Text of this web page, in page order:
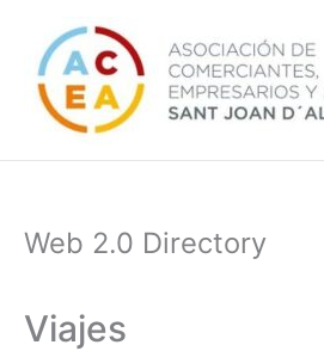
contenido
Web 2.0 Directory
Viajes